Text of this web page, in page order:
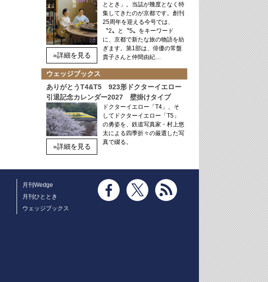
»詳細を見る
ととき」。当誌が幾度となく特
集してきたのが京都です。創刊
25周年を迎える今号では、
〝2〟と〝5〟をキーワード
に、京都で新たな旅の物語を紡
ぎます。第1部は、俳優の常盤
貴子さんと仲間由紀…
ウェッジブックス
ありがとうT4&T5 923形ドクターイエロー
引退記念カレンダー2027 壁掛けタイプ
»詳細を見る
ドクターイエロー「T4」、そ
してドクターイエロー「T5」
の勇姿を、鉄道写真家・村上悠
太による四季折々の厳選した写
真で綴る。
月刊Wedge
月刊ひととき
ウェッジブックス